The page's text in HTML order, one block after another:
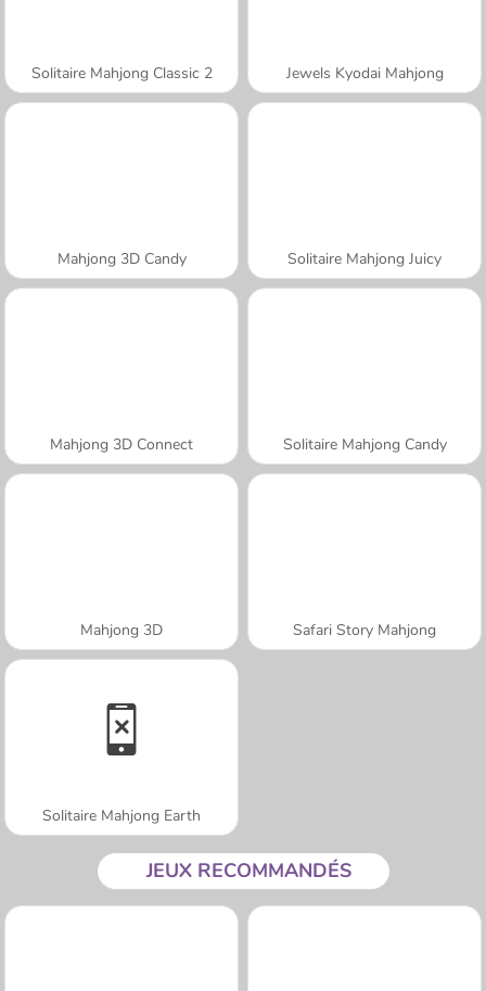
Solitaire Mahjong Classic 2 Jewels Kyodai Mahjong
Mahjong 3D Candy Solitaire Mahjong Juicy
Mahjong 3D Connect Solitaire Mahjong Candy
Mahjong 3D Safari Story Mahjong
Solitaire Mahjong Earth
JEUX RECOMMANDÉS